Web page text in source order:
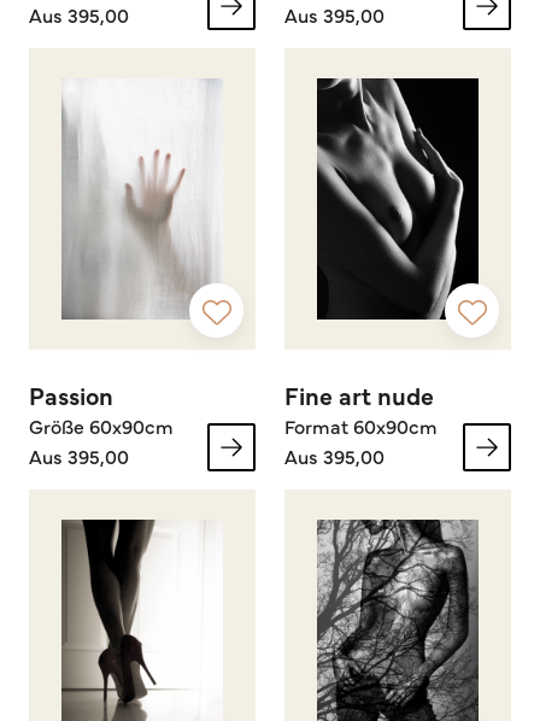
Aus 395,00
Aus 395,00
Passion
Größe 60x90cm
Aus 395,00
Fine art nude
Format 60x90cm
Aus 395,00